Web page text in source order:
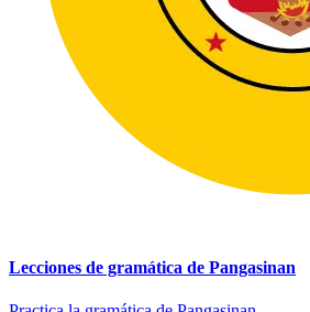
Lecciones de gramática de Pangasinan